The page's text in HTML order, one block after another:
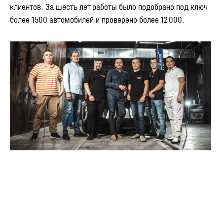
клиентов. За шесть лет работы было подобрано под ключ
более 1500 автомобилей и проверено более 12 000.